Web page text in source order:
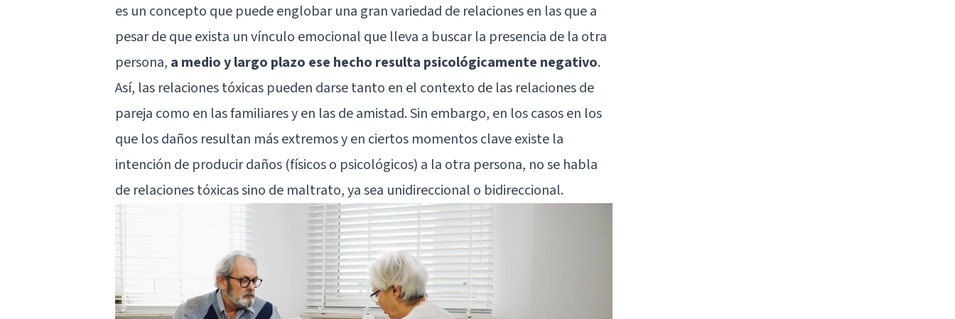
es un concepto que puede englobar una gran variedad de relaciones en las que a
pesar de que exista un vínculo emocional que lleva a buscar la presencia de la otra
persona, a medio y largo plazo ese hecho resulta psicológicamente negativo.
Así, las relaciones tóxicas pueden darse tanto en el contexto de las relaciones de
pareja como en las familiares y en las de amistad. Sin embargo, en los casos en los
que los daños resultan más extremos y en ciertos momentos clave existe la
intención de producir daños (físicos o psicológicos) a la otra persona, no se habla
de relaciones tóxicas sino de maltrato, ya sea unidireccional o bidireccional.